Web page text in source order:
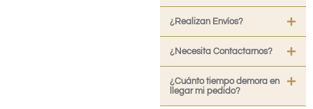
¿Realizan Envíos?
¿Necesita Contactarnos?
¿Cuánto tiempo demora en
llegar mi pedido?